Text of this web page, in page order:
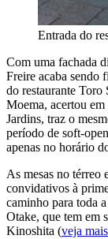
Entrada do
Com uma fachada
Freire acaba sendo
do restaurante Toro
Moema, acertou
Jardins, traz o
período de soft-
apenas no horário
As mesas no térreo
convidativos à
caminho para toda
Otake, que tem em
Kinoshita (veja